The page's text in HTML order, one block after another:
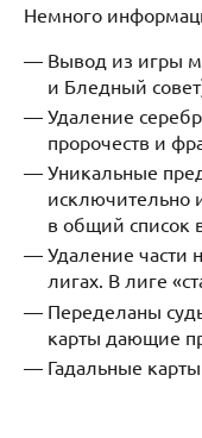
Немного
Вывод из игры
и Бледный
Удаление
пророчеств и
Уникальные
исключительно
в общий список
Удаление части
лигах. В лиге
Переделаны
карты дающие
Гадальные